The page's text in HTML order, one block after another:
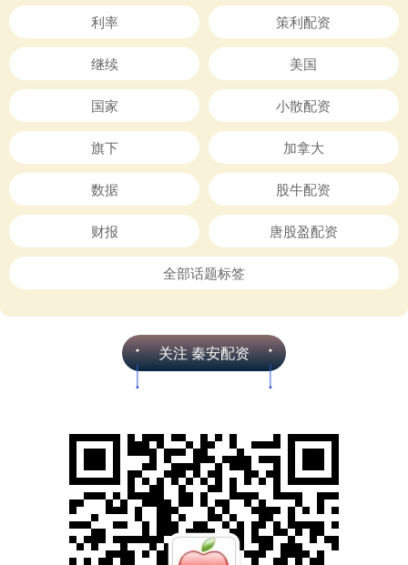
利率 策利配资
继续 美国
国家 小散配资
旗下 加拿大
数据 股牛配资
财报 唐股盈配资
全部话题标签
关注 秦安配资